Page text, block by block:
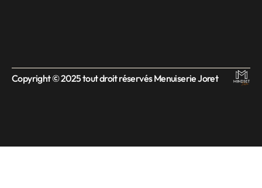
Copyright © 2025 tout droit réservés Menuiserie Joret